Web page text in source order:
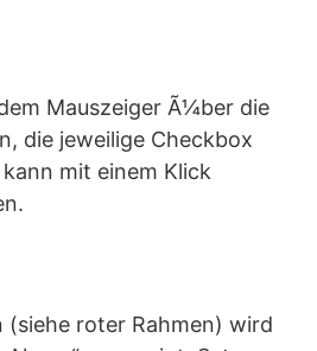
Mauszeiger Ã¼ber die
die jeweilige Checkbox
mit einem Klick
(siehe roter Rahmen) wird